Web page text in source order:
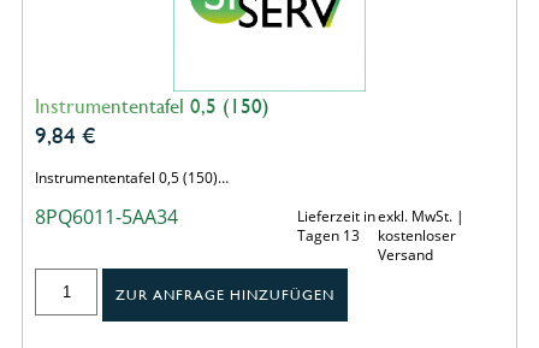
Instrumententafel 0,5 (150)
9,84 €
Instrumententafel 0,5 (150)…
8PQ6011-5AA34
Lieferzeit in
Tagen 13
exkl. MwSt. |
kostenloser
Versand
ZUR ANFRAGE HINZUFÜGEN